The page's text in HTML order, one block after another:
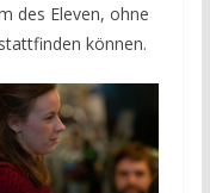
des Eleven, ohne
können.